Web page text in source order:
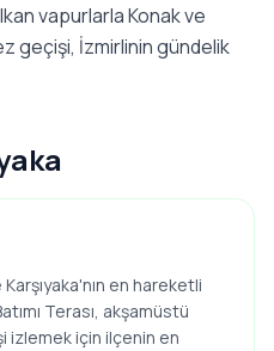
vapurlarla Konak ve
geçişi, İzmirlinin gündelik
en hareketli
Terası, akşamüstü
izlemek için ilçenin en